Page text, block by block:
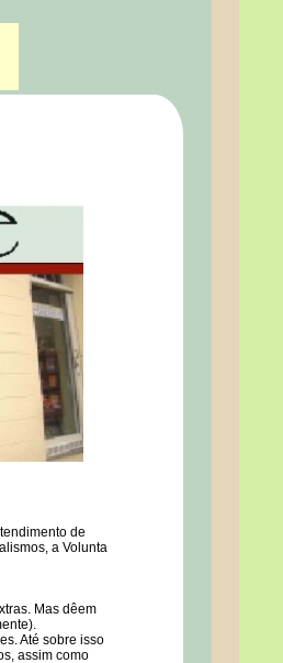
de
a Volunta
Mas dêem
Até sobre isso
assim como